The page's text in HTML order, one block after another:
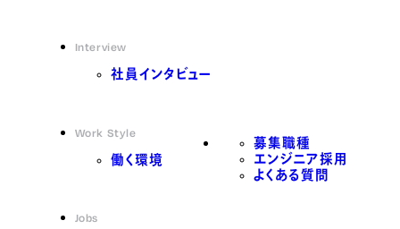
Interview
社員インタビュー
Work Style
働く環境
Jobs
募集職種
エンジニア採用
よくある質問